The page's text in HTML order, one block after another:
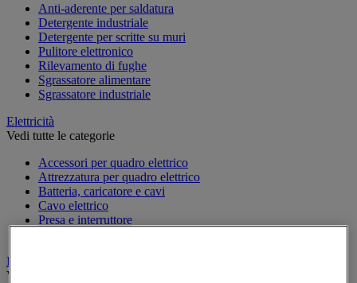
Anti-aderente per saldatura
Detergente industriale
Detergente per scritte su muri
Pulitore elettronico
Rilevamento di fughe
Sgrassatore alimentare
Sgrassatore industriale
Elettricità
Vedi tutte le categorie
Accessori per quadro elettrico
Attrezzatura per quadro elettrico
Batteria, caricatore e cavi
Cavo elettrico
Presa e interruttore
Illuminazione
Vedi tutte le categorie